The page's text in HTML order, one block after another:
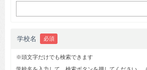
学校名 必須
※頭文字だけでも検索できます